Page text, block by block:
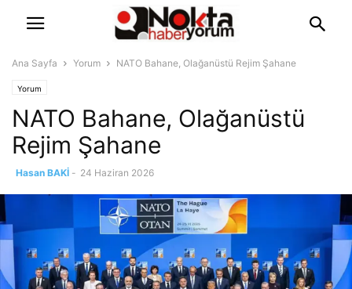
Ana Sayfa Yorum NATO Bahane, Olağanüstü Rejim Şahane
Yorum
NATO Bahane, Olağanüstü
Rejim Şahane
Hasan BAKİ - 24 Haziran 2026